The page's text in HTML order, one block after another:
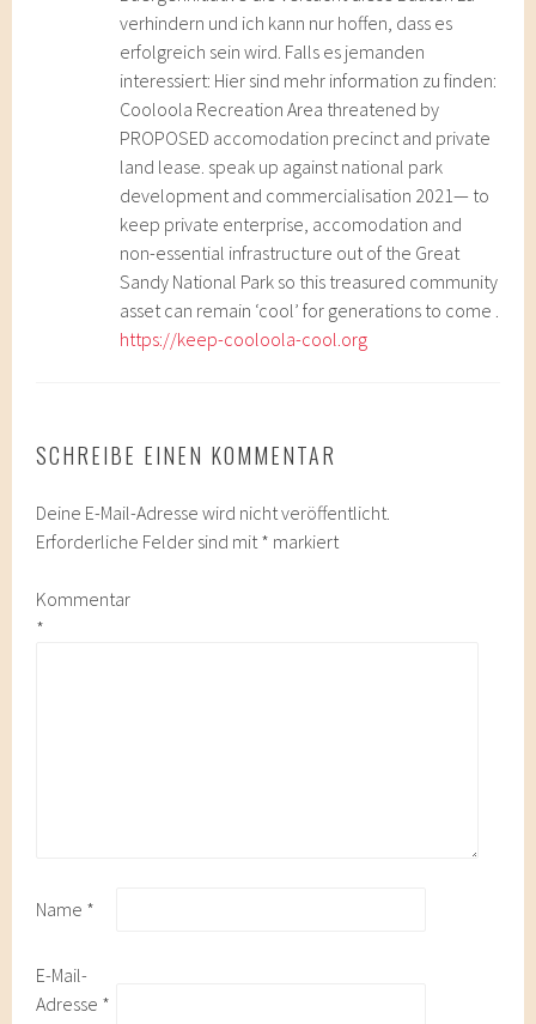
verhindern und ich kann nur hoffen, dass es
erfolgreich sein wird. Falls es jemanden
interessiert: Hier sind mehr information zu finden:
Cooloola Recreation Area threatened by
PROPOSED accomodation precinct and private
land lease. speak up against national park
development and commercialisation 2021— to
keep private enterprise, accomodation and
non-essential infrastructure out of the Great
Sandy National Park so this treasured community
asset can remain ‘cool’ for generations to come .
https://keep-cooloola-cool.org
SCHREIBE EINEN KOMMENTAR
Deine E-Mail-Adresse wird nicht veröffentlicht.
Erforderliche Felder sind mit * markiert
Kommentar
*
Name *
E-Mail-
Adresse *